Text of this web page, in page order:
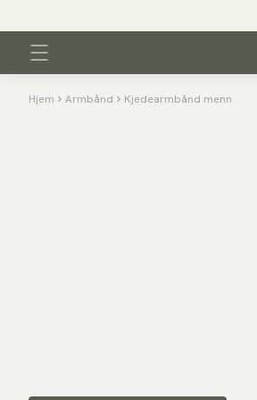
Hjem Armbånd Kjedearmbånd menn